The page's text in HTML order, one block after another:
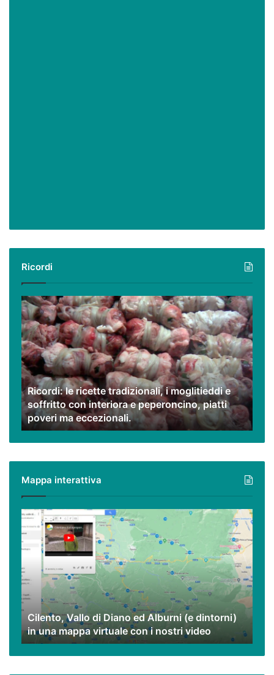
Ricordi
Ricordi:
le
ricette
tradizionali,
i
moglitieddi
e
soffritto
con
interiora
e
peperoncino,
ma
eccezionali.
Ricordi: le ricette tradizionali, i moglitieddi e
soffritto con interiora e peperoncino, piatti
poveri ma eccezionali.
Mappa interattiva
Cilento,
Vallo
di
Diano
ed
Alburni
(e
dintorni)
una
mappa
virtuale
Cilento, Vallo di Diano ed Alburni (e dintorni)
in una mappa virtuale con i nostri video